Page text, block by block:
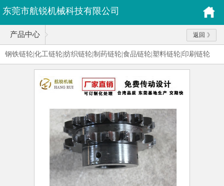
东莞市航锐机械科技有限公司
产品中心 返回
钢铁链轮|化工链轮|纺织链轮|制药链轮|食品链轮|塑料链轮|印刷链轮